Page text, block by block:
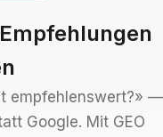
empfehlenswert?» —
Google. Mit GEO